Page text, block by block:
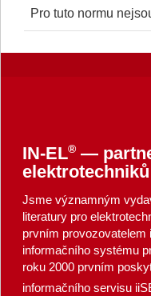
Pro tuto normu
IN-EL®—
elektrotechniků
Jsme významným
literatury pro
prvním provozovatelem
informačního systému
roku 2000 prvním
informačního servisu